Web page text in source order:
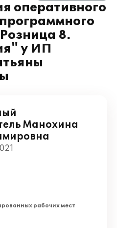
оперативного
8.
у ИП
Манохина
рабочих мест